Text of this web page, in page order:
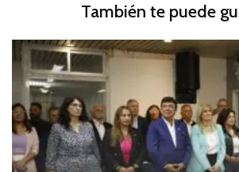
También te puede